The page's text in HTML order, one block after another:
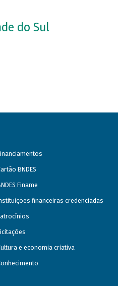
do Sul
BNDES
Finame
financeiras credenciadas
e economia criativa